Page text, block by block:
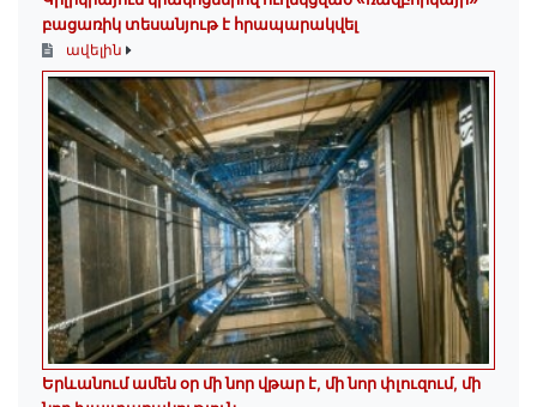
բացառիկ տեսանյութ է հրապարակվել
ավելին
Երևանում ամեն օր մի նոր վթար է, մի նոր փլուզում, մի